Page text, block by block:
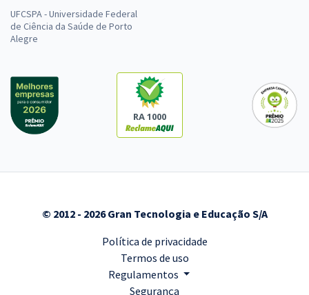
UFCSPA - Universidade Federal
de Ciência da Saúde de Porto
Alegre
RA 1000
© 2012 - 2026 Gran Tecnologia e Educação S/A
Política de privacidade
Termos de uso
Regulamentos
Segurança